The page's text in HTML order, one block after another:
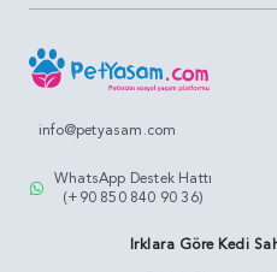
info@petyasam.com
WhatsApp Destek Hattı
(+90 850 840 90 36)
Irklara Göre Kedi